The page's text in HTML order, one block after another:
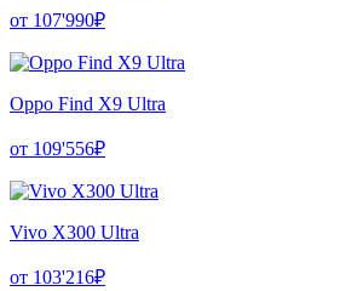
от 107'990₽
Oppo Find X9 Ultra
от 109'556₽
Vivo X300 Ultra
от 103'216₽